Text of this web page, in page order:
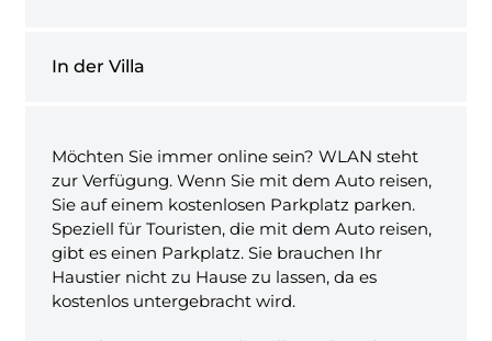
In der Villa
Möchten Sie immer online sein? WLAN steht
zur Verfügung. Wenn Sie mit dem Auto reisen,
Sie auf einem kostenlosen Parkplatz parken.
Speziell für Touristen, die mit dem Auto reisen,
gibt es einen Parkplatz. Sie brauchen Ihr
Haustier nicht zu Hause zu lassen, da es
kostenlos untergebracht wird.